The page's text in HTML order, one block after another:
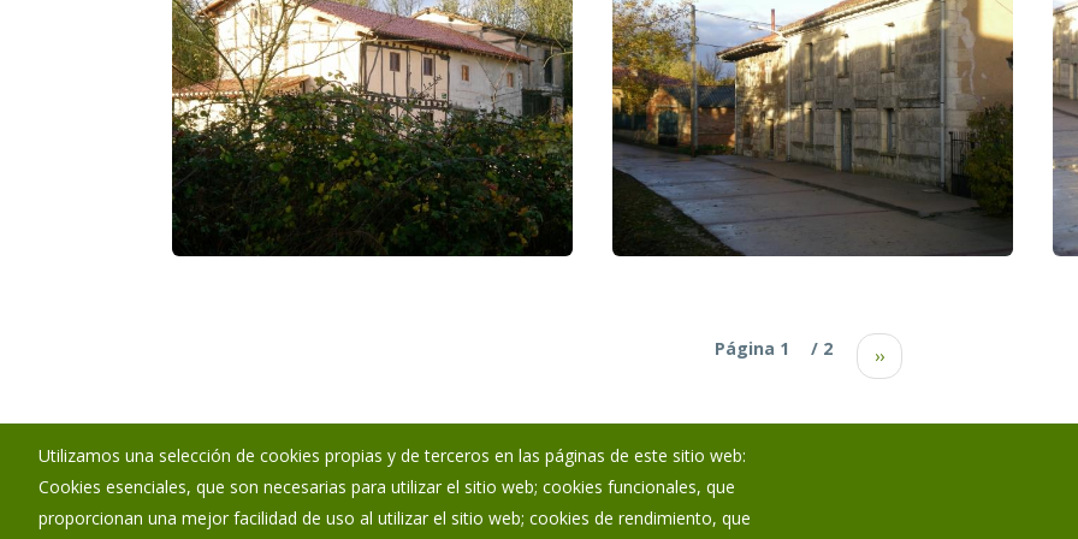
Paginación
Página 1 / 2 ››
Utilizamos una selección de cookies propias y de terceros en las páginas de este sitio web:
Cookies esenciales, que son necesarias para utilizar el sitio web; cookies funcionales, que
proporcionan una mejor facilidad de uso al utilizar el sitio web; cookies de rendimiento, que
Ayuntamiento de Barrios de Colina
: Calle Trasera San Juan - s/n - 09199